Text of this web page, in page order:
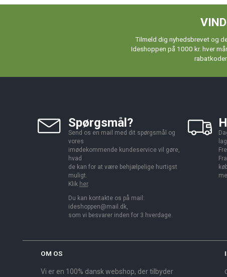
Tilmeld dig nyhedsbrevet og
Ideshoppen på 1000 kr. hver
Spørgsmål?
Send os en mail med dit spørgsmål og
vores
imødekommende kundeservice vil gøre,
hvad
de kan for at være behjælpelige hurtigst
muligt.
Klik her.
Du kan kontakte os på mail:
ideshoppen@mail.dk,
som vi besvarer inden for 3 hverdage.
OM OS
Vi er en 100% dansk webshop, der tilbyder